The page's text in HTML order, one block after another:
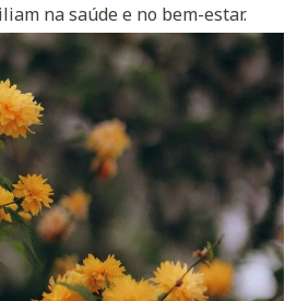
na saúde e no bem-estar.